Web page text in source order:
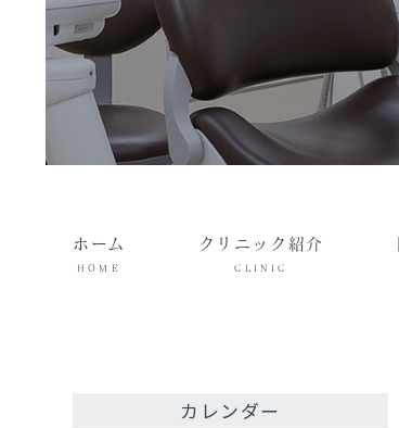
ホーム
HOME
クリニック紹介
CLINIC
カレンダー